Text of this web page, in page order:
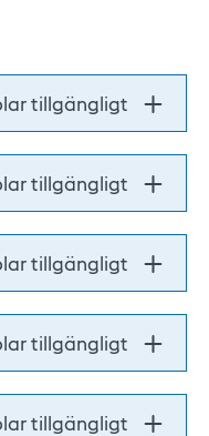
tillgängligt
tillgängligt
tillgängligt
tillgängligt
tillgängligt